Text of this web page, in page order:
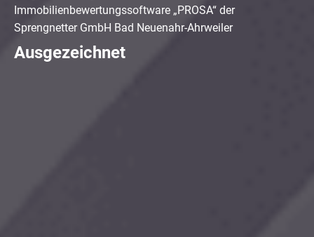
Immobilienbewertungssoftware „PROSA“ der
Sprengnetter GmbH Bad Neuenahr-Ahrweiler
Ausgezeichnet